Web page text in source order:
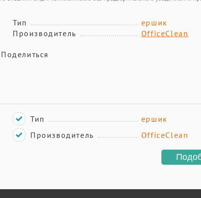
Тип
ершик
Производитель
OfficeClean
Поделиться
Тип
ершик
Производитель
OfficeClean